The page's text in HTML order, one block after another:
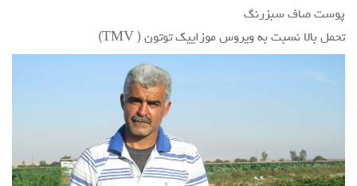
پوست صاف سبزرنگ
تحمل بالا نسبت به ویروس موزاییک توتون ( TMV)